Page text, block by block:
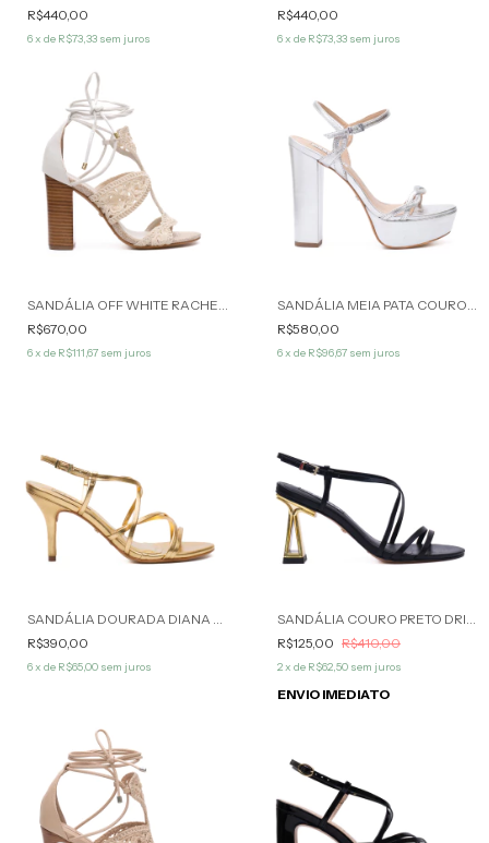
R$440,00
6x de R$73,33 sem juros
R$440,00
6x de R$73,33 sem juros
R$670,00
6x de R$111,67 sem juros
R$580,00
6x de R$96,67 sem juros
R$390,00
6x de R$65,00 sem juros
R$125,00 R$410,00
2x de R$62,50 sem juros
ENVIO IMEDIATO